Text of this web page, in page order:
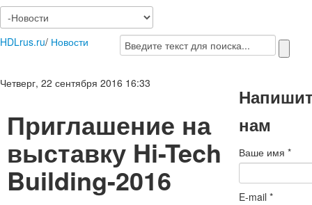
HDLrus.ru/ Новости
Четверг, 22 сентября 2016 16:33
Приглашение на
выставку Hi-Tech
Building-2016
нам
Ваше имя*
E-mail*